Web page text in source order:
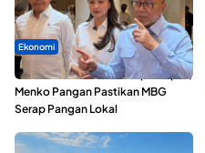
Ekonomi
SPPG di Maluku Utara Dipercepat,
Menko Pangan Pastikan MBG
Serap Pangan Lokal